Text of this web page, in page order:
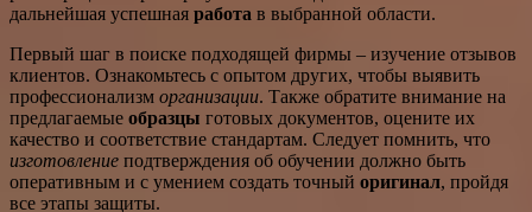
дальнейшая успешная работа в выбранной области.
Первый шаг в поиске подходящей фирмы – изучение отзывов
клиентов. Ознакомьтесь с опытом других, чтобы выявить
профессионализм организации. Также обратите внимание на
предлагаемые образцы готовых документов, оцените их
качество и соответствие стандартам. Следует помнить, что
изготовление подтверждения об обучении должно быть
оперативным и с умением создать точный оригинал, пройдя
все этапы защиты.